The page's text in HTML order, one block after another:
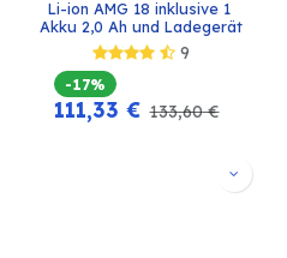
Li-ion AMG 18 inklusive 1
Akku 2,0 Ah und Ladegerät
9
-17%
111,33 € 133,60€